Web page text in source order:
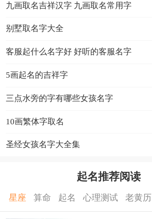
九画取名吉祥汉字 九画取名常用字
别墅取名字大全
客服起什么名字好 好听的客服名字
5画起名的吉祥字
三点水旁的字有哪些女孩名字
10画繁体字取名
圣经女孩名字大全集
起名推荐阅读
星座 算命 起名 心理测试 老黄历